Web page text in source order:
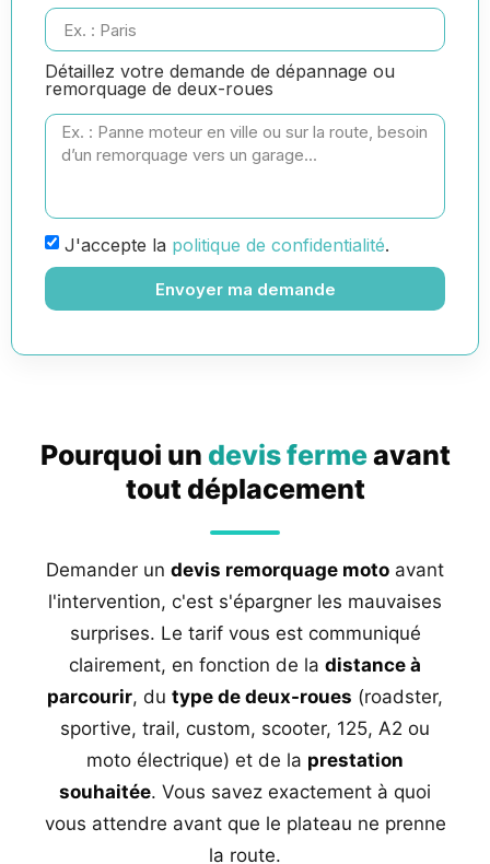
Détaillez votre demande de dépannage ou
remorquage de deux-roues
J'accepte la politique de confidentialité.
Envoyer ma demande
Pourquoi un devis fermeavant
tout déplacement
Demander un devis remorquage moto avant
l'intervention, c'est s'épargner les mauvaises
surprises. Le tarif vous est communiqué
clairement, en fonction de la distance à
parcourir, du type de deux-roues (roadster,
sportive, trail, custom, scooter, 125, A2 ou
moto électrique) et de la prestation
souhaitée. Vous savez exactement à quoi
vous attendre avant que le plateau ne prenne
la route.